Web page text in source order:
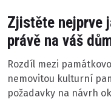
Zjistěte nejprve
právě na váš
Rozdíl mezi
nemovitou kulturní
požadavky na návrh